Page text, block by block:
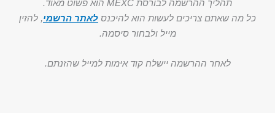
תהליך ההרשמה לבורסת MEXC הוא פשוט מאוד.
כל מה שאתם צריכים לעשות הוא להיכנס לאתר הרשמי, להזין
מייל ולבחור סיסמה.
לאחר ההרשמה יישלח קוד אימות למייל שהזנתם.